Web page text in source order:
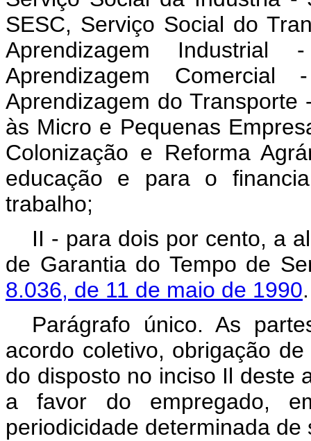
SESC, Serviço Social do
Aprendizagem
Aprendizagem
Aprendizagem do Transporte
às Micro e Pequenas
Colonização e Reforma
educação e para o
trabalho;
II - para dois por cento, a
de Garantia do Tempo de
8.036, de 11 de maio de 1990.
Parágrafo único. As
acordo coletivo, obrigação
do disposto no inciso Il deste
a favor do empregado,
periodicidade determinada de